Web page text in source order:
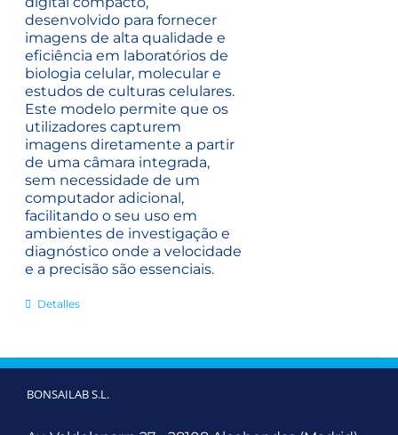
desenvolvido para fornecer
imagens de alta qualidade e
eficiência em laboratórios de
biologia celular, molecular e
estudos de culturas celulares.
Este modelo permite que os
utilizadores capturem
imagens diretamente a partir
de uma câmara integrada,
sem necessidade de um
computador adicional,
facilitando o seu uso em
ambientes de investigação e
diagnóstico onde a velocidade
e a precisão são essenciais.
Detalles
BONSAILAB S.L.